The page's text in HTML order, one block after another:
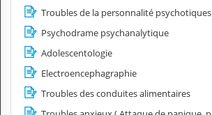
Troubles de la personnalité psychotiques
Psychodrame psychanalytique
Adolescentologie
Electroencephagraphie
Troubles des conduites alimentaires